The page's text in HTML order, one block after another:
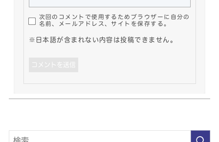
次回のコメントで使用するためブラウザーに自分の
名前、メールアドレス、サイトを保存する。
※日本語が含まれない内容は投稿できません。